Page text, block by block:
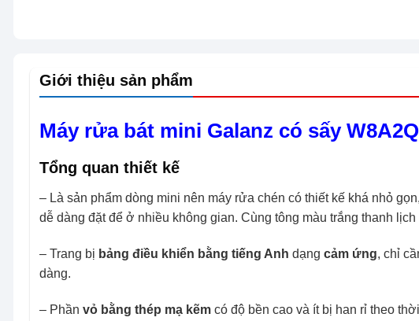
Giới thiệu sản phẩm
Máy rửa bát mini Galanz có sấy
Tổng quan thiết kế
– Là sản phẩm dòng mini nên máy rửa chén có thiết kế khá nhỏ
dễ dàng đặt để ở nhiều không gian. Cùng tông màu trắng thanh
– Trang bị bảng điều khiển bằng tiếng Anh dạng cảm ứng, chỉ
dàng.
– Phần vỏ bằng thép mạ kẽm có độ bền cao và ít bị han rỉ theo